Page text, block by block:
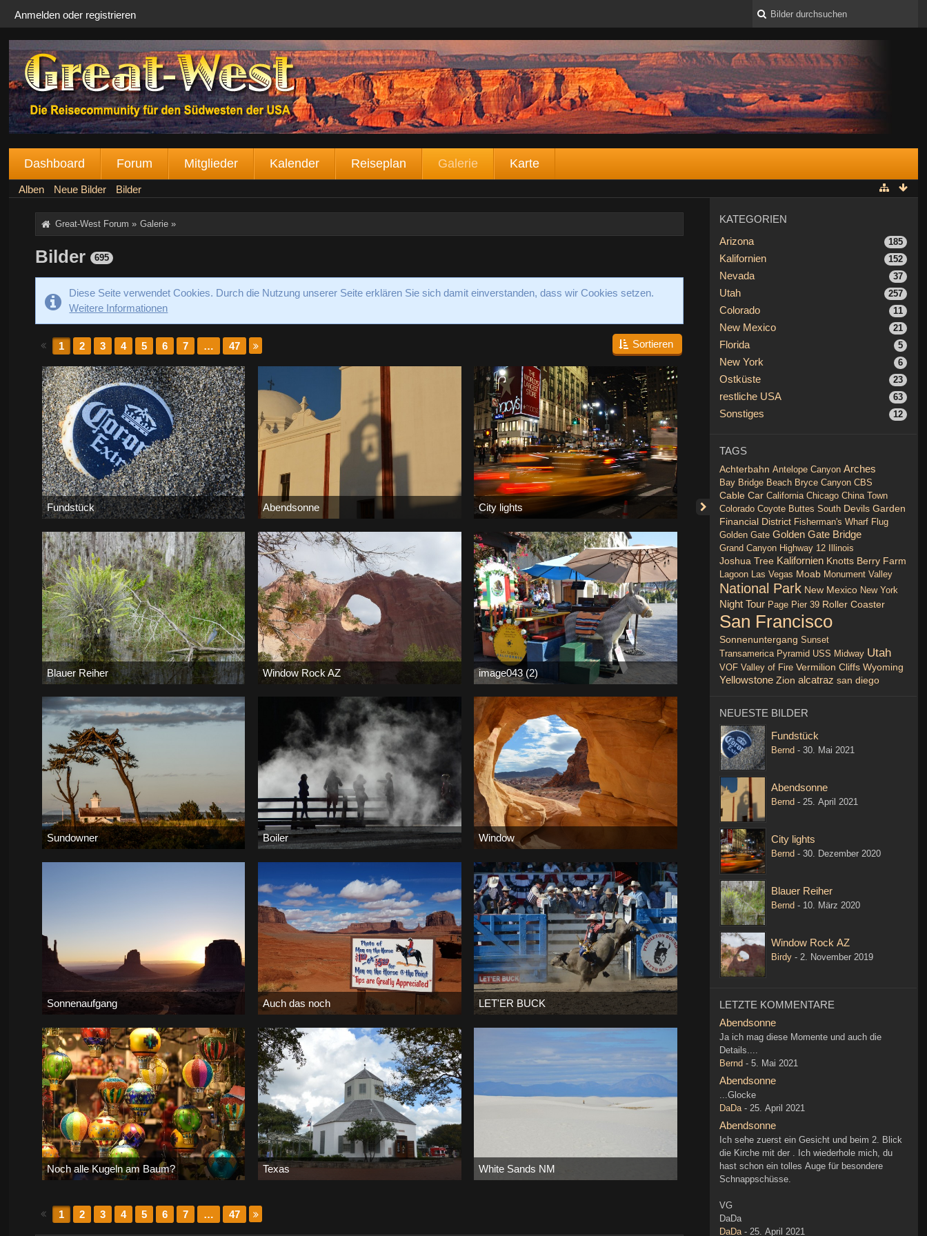
Anmelden oder registrieren
Dashboard Forum Mitglieder Kalender Reiseplan Galerie Karte
Alben Neue Bilder Bilder
Great-West Forum » Galerie »
Bilder 695
Diese Seite verwendet Cookies. Durch die Nutzung unserer Seite erklären Sie sich damit einverstanden, dass wir Cookies setzen.
Weitere Informationen
1 2 3 4 5 6 7 … 47 Sortieren
Fundstück
Bernd- 30. Mai 2021
128.184
0 0
Abendsonne
Bernd-25. April 2021
152.673
3 0
City lights
136.869
2 1
Blauer Reiher
Bernd- 10. März 2020
175.857
0 0
Window Rock AZ
Birdy
2. November 2019
0
image043 (2)
Birdy-2. November 2019
22.704
0 1
Sundowner
23.065
0 0
Boiler
Bernd-7. September 2019
16.159
0 0
Window
11. August 2019
14.985
0 3
Sonnenaufgang
20.262
0 2
Auch das noch
Birdy-11. März 2019
126.930
2 0
LET'ER BUCK
Bernd-10. Januar 2019
21.014
0 0
Noch alle Kugeln am Baum?
Bernd -4. Januar 2019
Texas
Birdy-18. Dezember 2018
White Sands NM
Birdy-17. Dezember 2018
1 2 3 4 5 6 7 … 47
KATEGORIEN
Arizona
185
Kalifornien 152
Nevada 37
Utah 257
Colorado 11
New Mexico 21
Florida 5
New York 6
Ostküste 23
restliche USA 63
Sonstiges 12
TAGS
Achterbahn Antelope Canyon Arches
Bay Bridge Beach Bryce Canyon CBS
Cable Car California Chicago China Town
Colorado Coyote Buttes South Devils Garden
Financial District Fisherman's Wharf Flug
Golden Gate Golden Gate Bridge
Grand Canyon Highway 12 Illinois
Joshua Tree Kalifornien Knotts Berry Farm
Lagoon Las Vegas Moab Monument Valley
National Park New Mexico New York
Night Tour Page Pier 39 Roller Coaster
San Francisco
Sonnenuntergang Sunset
Transamerica Pyramid USS Midway Utah
VOF Valley of Fire Vermilion Cliffs Wyoming
Yellowstone Zion alcatraz san diego
NEUESTE BILDER
Fundstück
Bernd -30. Mai 2021
Abendsonne
Bernd -25. April 2021
City lights
Bernd -30. Dezember 2020
Blauer Reiher
Bernd - 10. März 2020
Window Rock AZ
Birdy -2. November 2019
LETZTE KOMMENTARE
Abendsonne
Ja ich mag diese Momente und auch die
Details....
Bernd -5. Mai 2021
Abendsonne
...Glocke
DaDa-25. April 2021
Abendsonne
Ich sehe zuerst ein Gesicht und beim 2. Blick
die Kirche mit der . Ich wiederhole mich, du
hast schon ein tolles Auge für besondere
Schnappschüsse.
VG
DaDa
DaDa-25. April 2021